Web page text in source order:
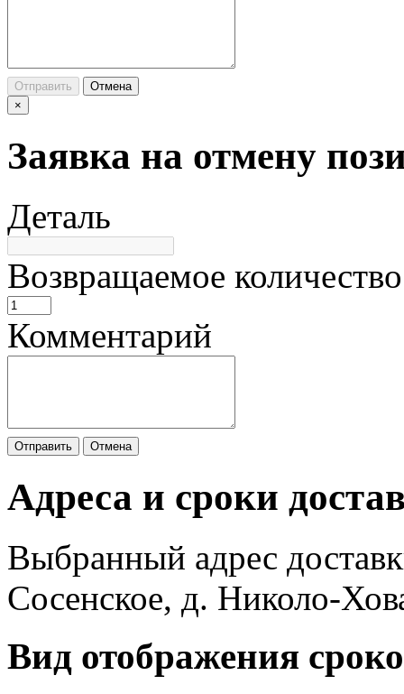
Отправить
Отмена
×
Заявка на отмену
Деталь
Возвращаемое количество
Комментарий
Отправить Отмена
Адреса и сроки
Выбранный адрес
Сосенское, д. Николо-
Вид отображения